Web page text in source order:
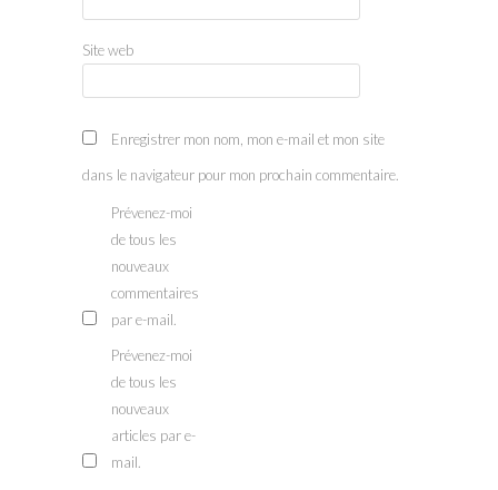
Site web
Enregistrer mon nom, mon e-mail et mon site
dans le navigateur pour mon prochain commentaire.
Prévenez-moi
de tous les
nouveaux
commentaires
par e-mail.
Prévenez-moi
de tous les
nouveaux
articles par e-
mail.